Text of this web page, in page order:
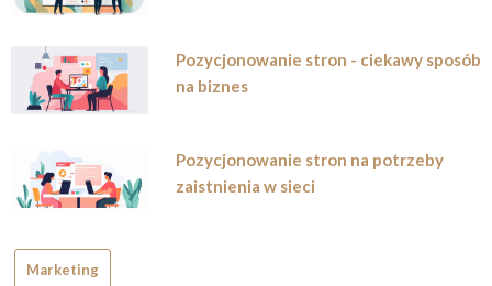
Pozycjonowanie stron - ciekawy sposób
na biznes
Pozycjonowanie stron na potrzeby
zaistnienia w sieci
Marketing